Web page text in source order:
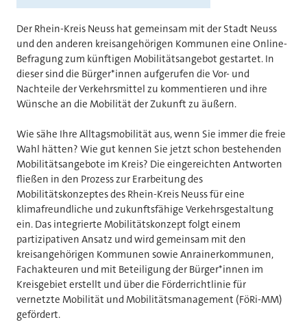
Der Rhein-Kreis Neuss hat gemeinsam mit der Stadt Neuss
und den anderen kreisangehörigen Kommunen eine Online-
Befragung zum künftigen Mobilitätsangebot gestartet. In
dieser sind die Bürger*innen aufgerufen die Vor- und
Nachteile der Verkehrsmittel zu kommentieren und ihre
Wünsche an die Mobilität der Zukunft zu äußern.
Wie sähe Ihre Alltagsmobilität aus, wenn Sie immer die freie
Wahl hätten? Wie gut kennen Sie jetzt schon bestehenden
Mobilitätsangebote im Kreis? Die eingereichten Antworten
fließen in den Prozess zur Erarbeitung des
Mobilitätskonzeptes des Rhein-Kreis Neuss für eine
klimafreundliche und zukunftsfähige Verkehrsgestaltung
ein. Das integrierte Mobilitätskonzept folgt einem
partizipativen Ansatz und wird gemeinsam mit den
kreisangehörigen Kommunen sowie Anrainerkommunen,
Fachakteuren und mit Beteiligung der Bürger*innen im
Kreisgebiet erstellt und über die Förderrichtlinie für
vernetzte Mobilität und Mobilitätsmanagement (FöRi-MM)
gefördert.